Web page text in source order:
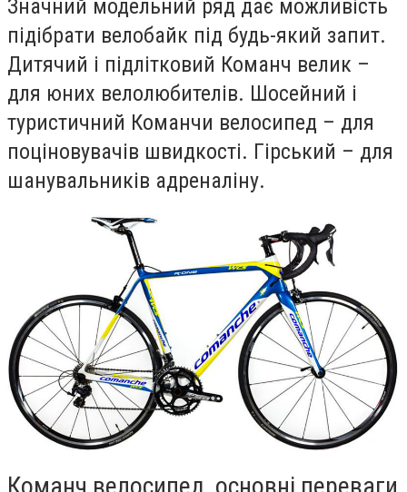
Значний модельний ряд дає можливість
підібрати велобайк під будь-який запит.
Дитячий і підлітковий Команч велик –
для юних велолюбителів. Шосейний і
туристичний Команчи велосипед – для
поціновувачів швидкості. Гірський – для
шанувальників адреналіну.